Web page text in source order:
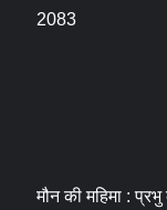
2083
मौन की महिमा :